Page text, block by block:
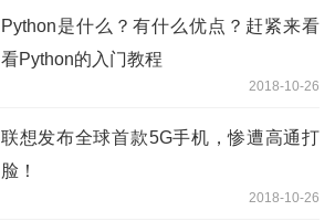
Python是什么？有什么优点？赶紧来看
看Python的入门教程
2018-10-26
联想发布全球首款5G手机，惨遭高通打
脸！
2018-10-26